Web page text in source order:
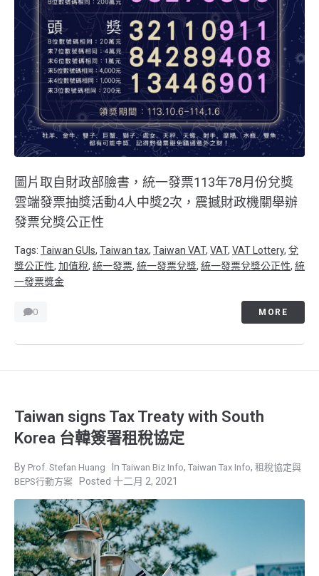
圖片取自財政部臉書，統一發票113年78月份兌獎
雲端發票抽獎活動4人中獎2次，震撼財政機關舉辦
發票兌獎公正性
Tags: Taiwan GUIs, Taiwan tax, Taiwan VAT, VAT, VAT Lottery, 兌
獎公正性, 加值稅, 統一發票, 統一發票兌獎, 統一發票兌獎公正性, 統
一發票獎金
0 MORE
Taiwan signs Tax Treaty with South
Korea 台韓簽署租稅協定
Prof. Stefan Huang Taiwan Biz Info, Taiwan Tax Info, 租稅協定與
BEPS行動方案
十二月 2, 2021